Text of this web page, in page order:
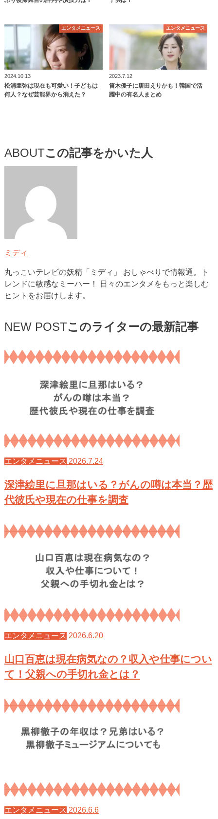
エンタメニュース
2024.10.13
松浦亜弥は現在も可愛い！子どもは
何人？なぜ芸能界から消えた？
エンタメニュース
2023.7.12
笛木優子に唐田えりかも！韓国で活
躍中の有名人まとめ
ABOUTこの記事をかいた人
ミディ
丸っこいテレビの妖精「ミディ」 おしゃべりで情報通。ト
レンドに敏感なミーハー！ 日々のエンタメをもっと楽しむ
ヒントをお届けします。
NEW POSTこのライターの最新記事
エンタメニュース 2026.7.24
深津絵里に旦那はいる？がんの噂は本当？歴
代彼氏や現在の仕事を調査
エンタメニュース 2026.6.20
山口百恵は現在病気なの？収入や仕事につい
て！父親への手切れ金とは？
エンタメニュース 2026.6.6